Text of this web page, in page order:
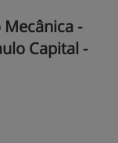
-
Capital -